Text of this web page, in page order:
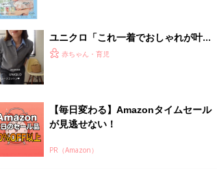
食はいつから？進め方は？「たまひよ きほんの離
の悩みや初めての離乳食作りに役立つ
てとお金